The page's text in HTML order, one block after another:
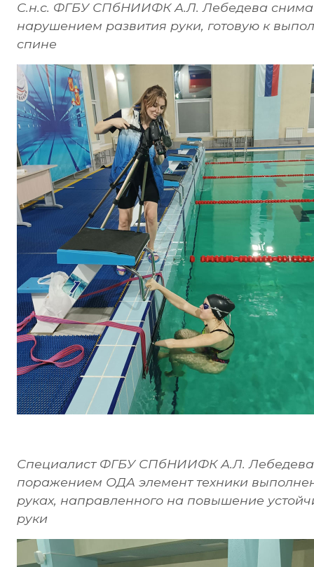
С.н.с. ФГБУ СПбНИИФК А.Л. Лебедева
нарушением развития руки, готовую к
спине
Специалист ФГБУ СПбНИИФК А.Л. Лебедева
поражением ОДА элемент техники
руках, направленного на повышение
руки